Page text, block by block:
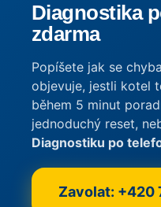
Diagnostika
zdarma
Popíšete jak se
objevuje, jestli kotel
během 5 minut
jednoduchý reset,
Diagnostiku po
Zavolat: +420